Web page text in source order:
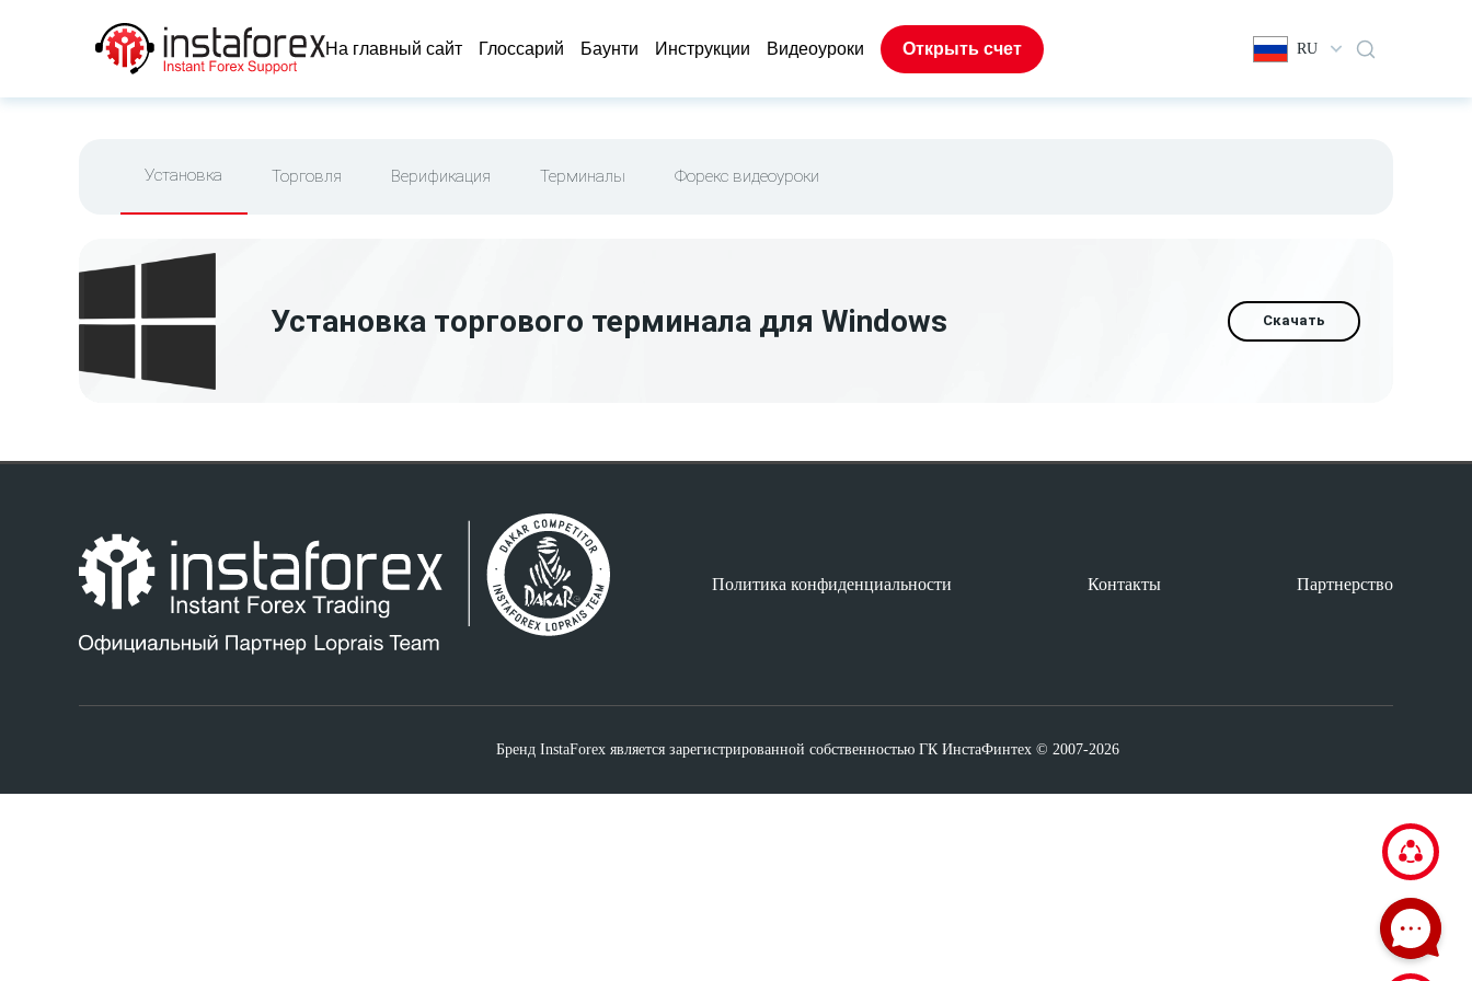
На главный сайт Глоссарий Баунти Инструкции Видеоуроки Открыть счет RU
Установка Торговля Верификация Терминалы Форекс видеоуроки
Установка торгового терминала для Windows Скачать
Политика конфиденциальности Контакты Партнерство
Бренд InstaForex является зарегистрированной собственностью ГК ИнстаФинтех © 2007-2026